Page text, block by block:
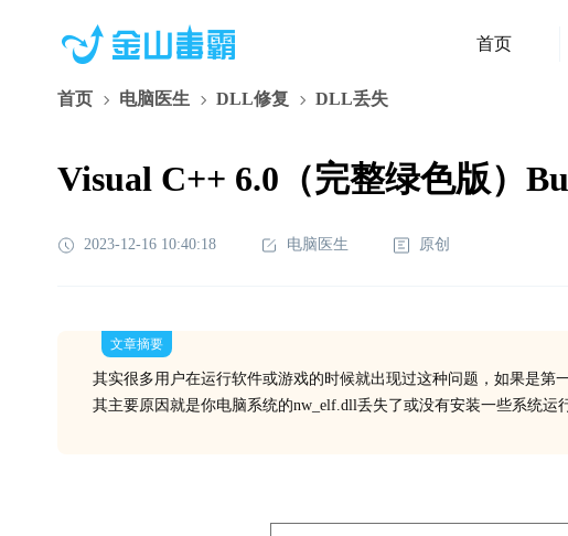
首页
首页 电脑医生 DLL修复 DLL丢失
Visual C++ 6.0（完整绿色版）
2023-12-16 10:40:18 电脑医生 原创
文章摘要
其实很多用户在运行软件或游戏的时候就出现过这种问题，如果是第
其主要原因就是你电脑系统的nw_elf.dll丢失了或没有安装一些系统运